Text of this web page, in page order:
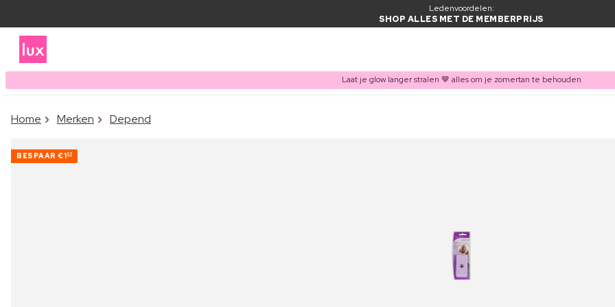
Ledenvoordelen:
SHOP ALLES MET DE MEMBERPRIJS
Laat je glow langer stralen 🤎 alles om je zomertan te behouden
Home Merken Depend
BESPAAR €120